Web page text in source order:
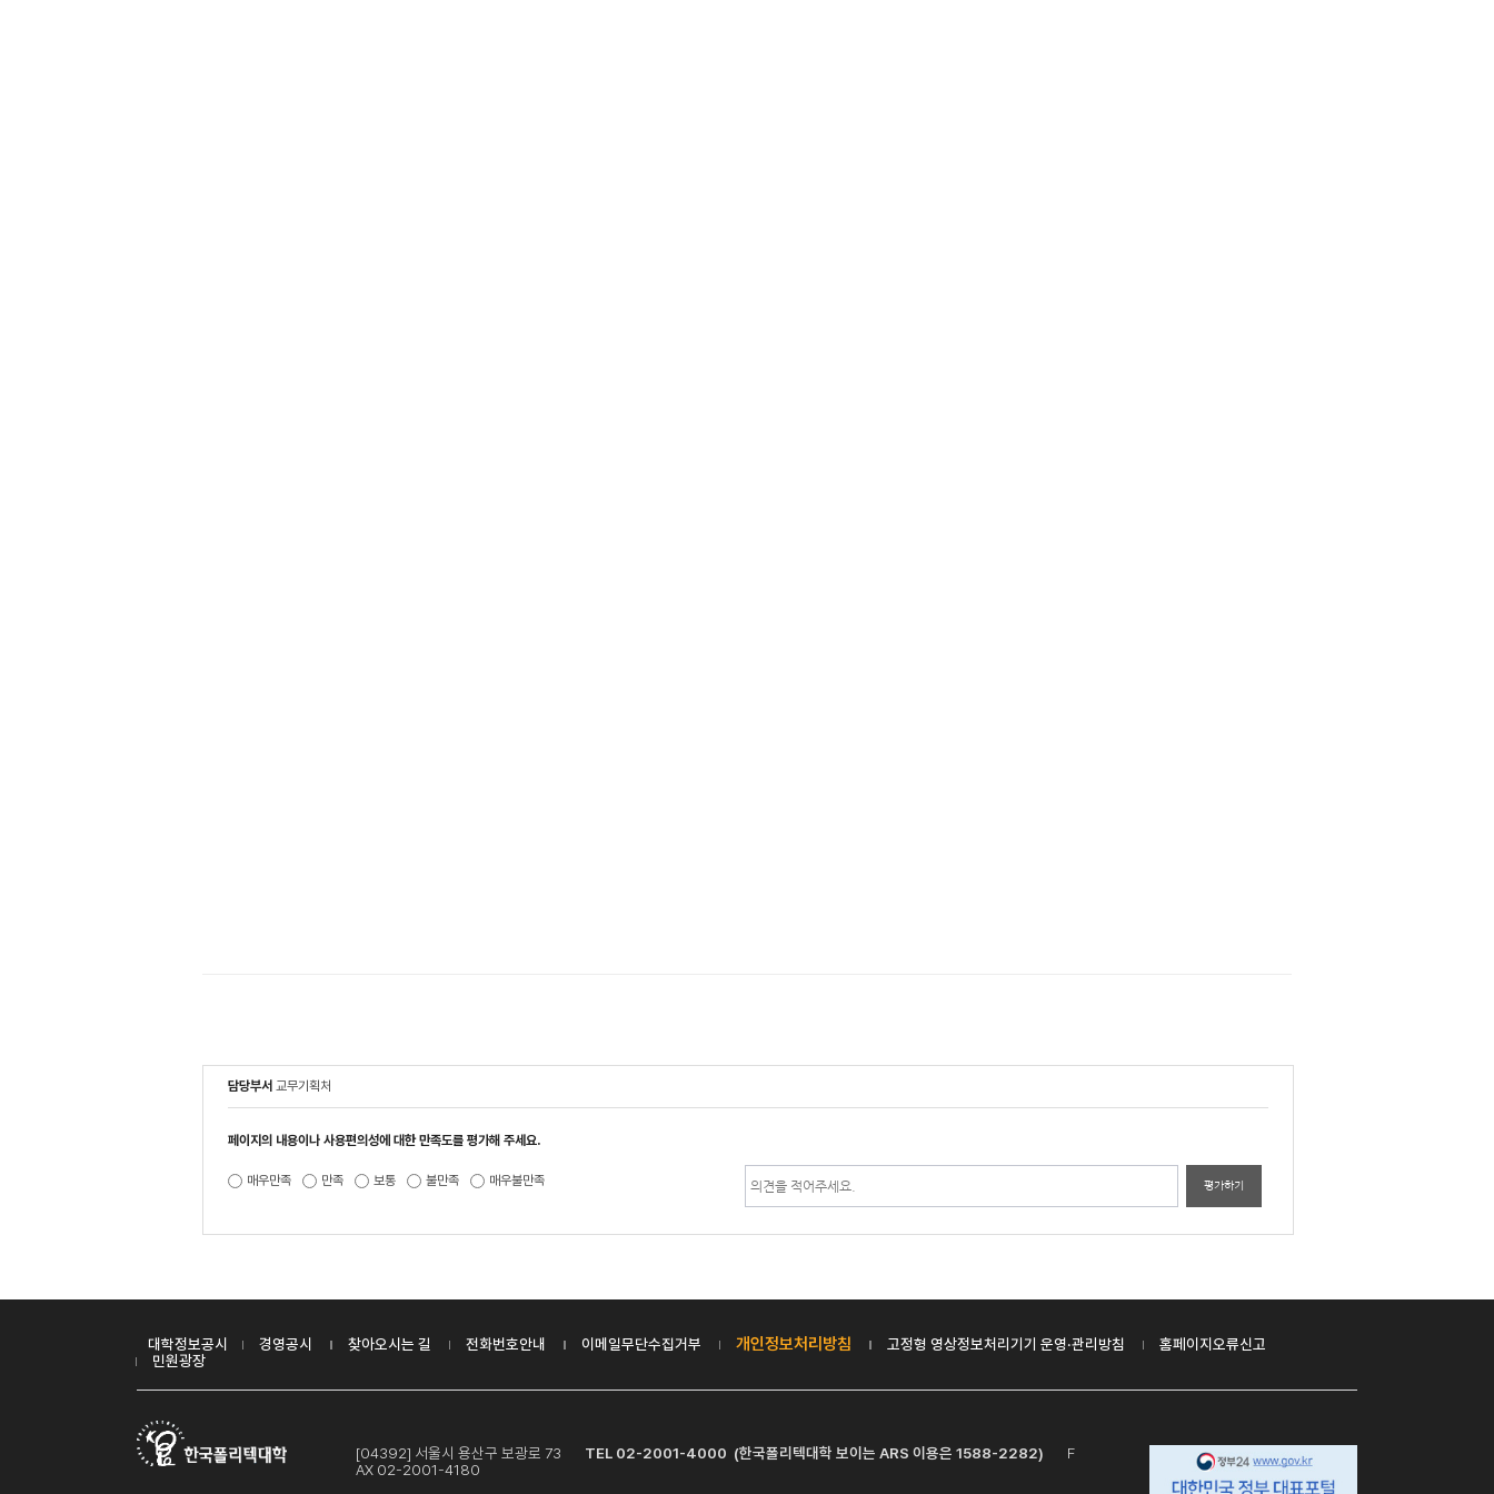
담당부서 교무기획처
페이지의 내용이나 사용편의성에 대한 만족도를 평가해 주세요.
매우만족 만족 보통 불만족 매우불만족 평가하기
대학정보공시 경영공시 찾아오시는 길 전화번호안내 이메일무단수집거부 개인정보처리방침 고정형 영상정보처리기기 운영·관리방침
홈페이지오류신고
민원광장
[04392] 서울시 용산구 보광로 73 TEL 02-2001-4000 (한국폴리텍대학 보이는 ARS 이용은 1588-2282)
F
AX 02-2001-4180